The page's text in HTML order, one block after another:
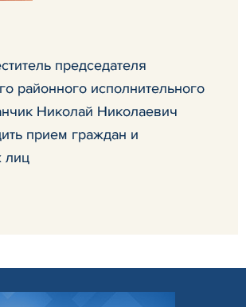
председателя
районного исполнительного
Николай Николаевич
прием граждан и
лиц